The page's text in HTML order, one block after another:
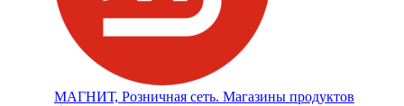
МАГНИТ, Розничная сеть. Магазины продуктов